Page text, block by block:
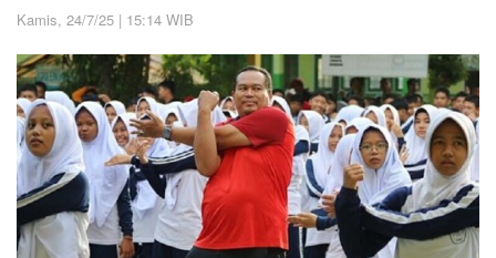
Kamis, 24/7/25 | 15:14 WIB